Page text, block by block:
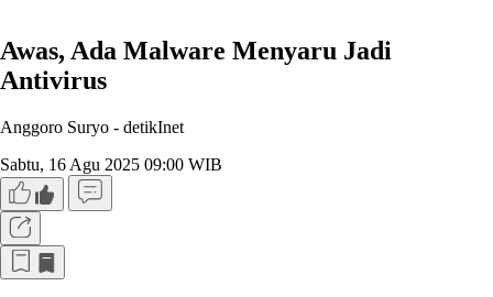
Awas, Ada Malware Menyaru Jadi
Antivirus
Anggoro Suryo - detikInet
Sabtu, 16 Agu 2025 09:00 WIB